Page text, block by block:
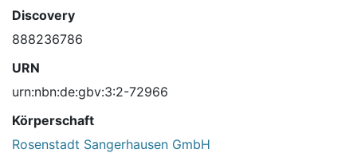
Discovery
888236786
URN
urn:nbn:de:gbv:3:2-72966
Körperschaft
Rosenstadt Sangerhausen GmbH